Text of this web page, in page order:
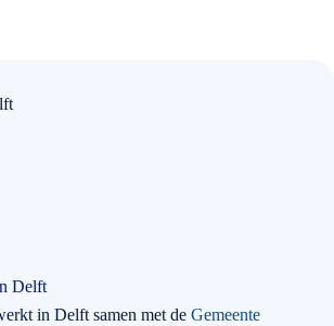
Delft
in Delft samen met de Gemeente